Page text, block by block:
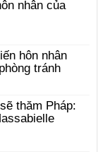
nhân của
hôn nhân
tránh
thăm Pháp: